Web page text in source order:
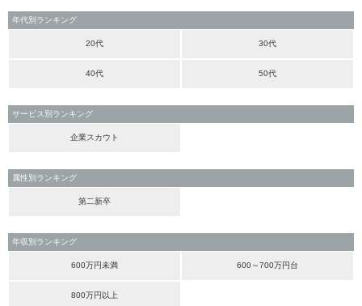
年代別ランキング
20代 30代
40代 50代
サービス別ランキング
企業スカウト
属性別ランキング
第二新卒
年収別ランキング
600万円未満 600～700万円台
800万円以上